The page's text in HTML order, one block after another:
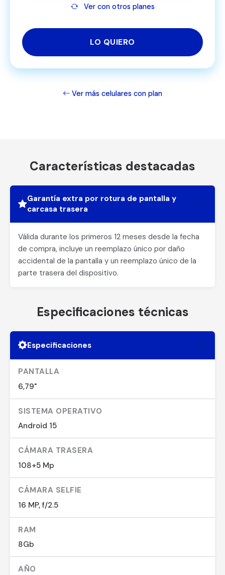
Ver con otros planes
LO QUIERO
Ver más celulares con plan
Características destacadas
Garantía extra por rotura de pantalla y
carcasa trasera
Válida durante los primeros 12 meses desde la fecha
de compra, incluye un reemplazo único por daño
accidental de la pantalla y un reemplazo único de la
parte trasera del dispositivo.
Especificaciones técnicas
Especificaciones
PANTALLA
6,79"
SISTEMA OPERATIVO
Android 15
CÁMARA TRASERA
108+5 Mp
CÁMARA SELFIE
16 MP, f/2.5
RAM
8Gb
AÑO